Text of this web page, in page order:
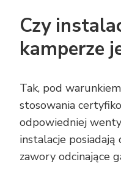
Czy
kamperze
Tak, pod
stosowania
odpowiedniej
instalacje
zawory odcinające